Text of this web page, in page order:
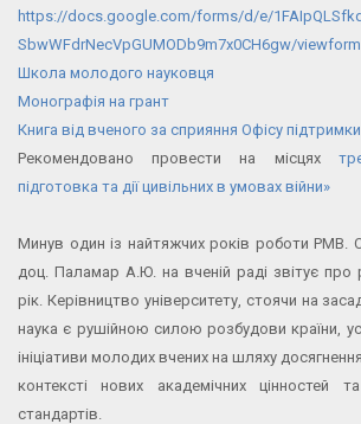
https://docs.google.com/forms/d/e/
SbwWFdrNecVpGUMODb9m7x0CH6gw/viewform
Школа молодого науковця
Монографія на грант
Книга від вченого за сприяння Офісу
Рекомендовано провести на місцях
підготовка та дії цивільних в умовах війни»
Минув один із найтяжчих років роботи РМВ.
доц. Паламар А.Ю. на вченій раді звітує про
рік. Керівництво університету, стоячи на
наука є рушійною силою розбудови країни,
ініціативи молодих вчених на шляху
контексті нових академічних цінностей та
стандартів.